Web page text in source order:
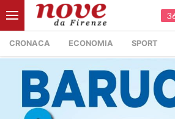
CRONACA ECONOMIA SPORT